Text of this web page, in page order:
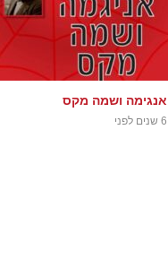
אנגימה ושמה מקס
6 שנים לפני